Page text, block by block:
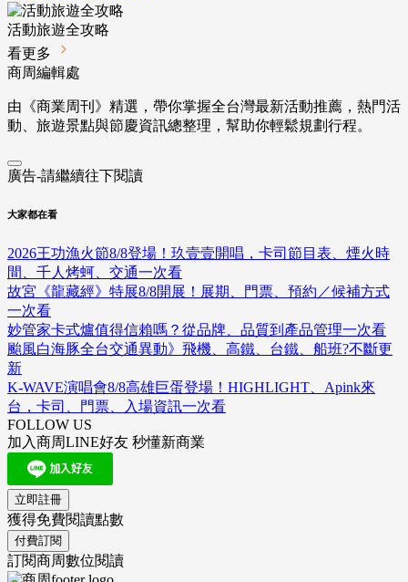
活動旅遊全攻略
看更多
商周編輯處
由《商業周刊》精選，帶你掌握全台灣最新活動推薦，熱門活
動、旅遊景點與節慶資訊總整理，幫助你輕鬆規劃行程。
廣告-請繼續往下閱讀
大家都在看
2026王功漁火節8/8登場！玖壹壹開唱，卡司節目表、煙火時
間、千人烤蚵、交通一次看
故宮《龍藏經》特展8/8開展！展期、門票、預約／候補方式
一次看
妙管家卡式爐值得信賴嗎？從品牌、品質到產品管理一次看
颱風白海豚全台交通異動》飛機、高鐵、台鐵、船班?不斷更
新
K-WAVE演唱會8/8高雄巨蛋登場！HIGHLIGHT、Apink來
台，卡司、門票、入場資訊一次看
FOLLOW US
加入商周LINE好友 秒懂新商業
立即註冊
獲得免費閱讀點數
付費訂閱
訂閱商周數位閱讀